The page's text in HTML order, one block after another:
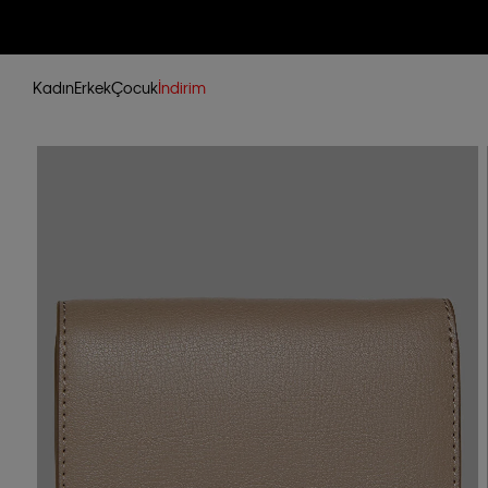
KadınErkekÇocukİndirim